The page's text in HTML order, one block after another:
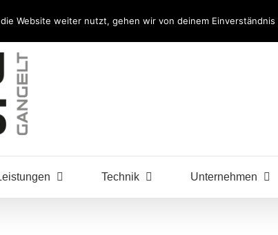
Technik Unternehmen
Website weiter nutzt, gehen wir von deinem Einverständnis